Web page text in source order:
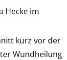
Hecke im
kurz vor der
Wundheilung